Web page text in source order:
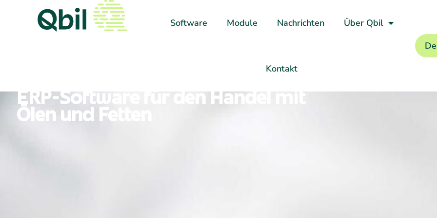
Software Module Nachrichten Über Qbil
Kontakt
ERP-Software für den Handel mit
Ölen und Fetten